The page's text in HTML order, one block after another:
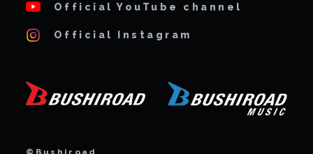
Official YouTube channel
Official Instagram